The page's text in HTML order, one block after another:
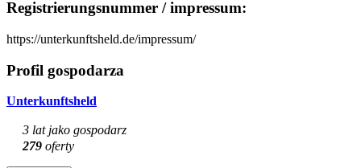
Registrierungsnummer / impressum:
https://unterkunftsheld.de/impressum/
Profil gospodarza
Unterkunftsheld
3 lat jako gospodarz
279 oferty